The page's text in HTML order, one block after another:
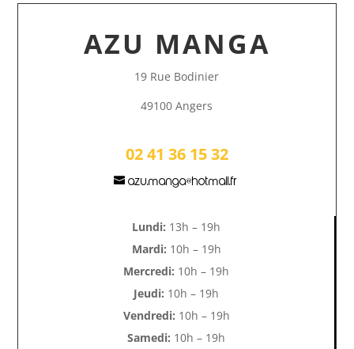
AZU MANGA
19 Rue Bodinier
49100 Angers
02 41 36 15 32
azu.manga@hotmail.fr
Lundi: 13h – 19h
Mardi: 10h – 19h
Mercredi: 10h – 19h
Jeudi: 10h – 19h
Vendredi: 10h – 19h
Samedi: 10h – 19h